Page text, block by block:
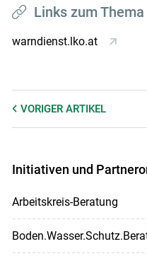
Links zum Thema
warndienst.lko.at
VORIGER ARTIKEL
Initiativen und
Arbeitskreis-Beratung